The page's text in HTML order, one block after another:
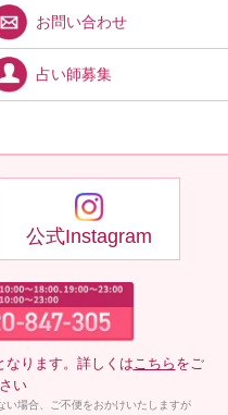
お問い合わせ
占い師募集
公式Instagram
なります。詳しくは こちら をご
い
場合、ご不便をおかけいたしますが